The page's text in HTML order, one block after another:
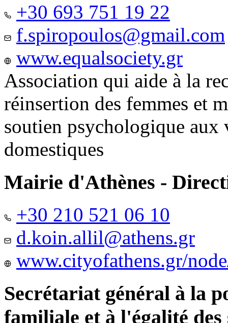
+30 693 751 19 22
f.spiropoulos@gmail.com
www.equalsociety.gr
Association qui aide à la
réinsertion des femmes et
soutien psychologique aux
domestiques
Mairie d'Athènes -
+30 210 521 06 10
d.koin.allil@athens.gr
www.cityofathens.gr/
Secrétariat général à la
familiale et à l'égalité des